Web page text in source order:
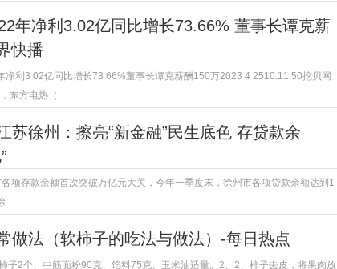
年净利3.02亿同比增长73.66% 董事长谭克薪
快播
净利3 02亿同比增长73 66%董事长谭克薪酬150万2023 4 2510:11:50挖贝网
东方电热（
苏徐州：擦亮“新金融”民生底色 存贷款余
项存款余额首次突破万亿元大关，今年一季度末，徐州市各项贷款余额达到1
做法（软柿子的吃法与做法）-每日热点
子2个、中筋面粉90克、馅料75克、玉米油适量。2、2、柿子去皮，将果肉放